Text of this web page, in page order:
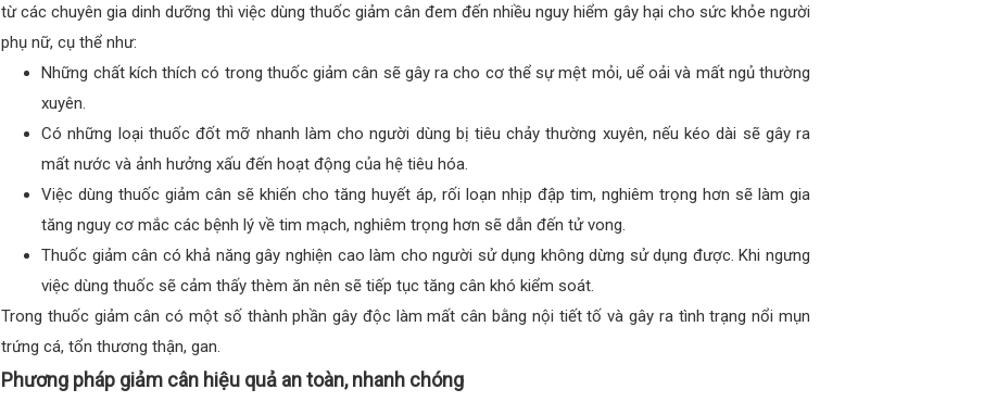
từ các chuyên gia dinh dưỡng thì việc dùng thuốc giảm cân đem đến nhiều nguy hiểm gây hại cho sức khỏe người
phụ nữ, cụ thể như:
Những chất kích thích có trong thuốc giảm cân sẽ gây ra cho cơ thể sự mệt mỏi, uể oải và mất ngủ thường
xuyên.
Có những loại thuốc đốt mỡ nhanh làm cho người dùng bị tiêu chảy thường xuyên, nếu kéo dài sẽ gây ra
mất nước và ảnh hưởng xấu đến hoạt động của hệ tiêu hóa.
Việc dùng thuốc giảm cân sẽ khiến cho tăng huyết áp, rối loạn nhịp đập tim, nghiêm trọng hơn sẽ làm gia
tăng nguy cơ mắc các bệnh lý về tim mạch, nghiêm trọng hơn sẽ dẫn đến tử vong.
Thuốc giảm cân có khả năng gây nghiện cao làm cho người sử dụng không dừng sử dụng được. Khi ngưng
việc dùng thuốc sẽ cảm thấy thèm ăn nên sẽ tiếp tục tăng cân khó kiểm soát.
Trong thuốc giảm cân có một số thành phần gây độc làm mất cân bằng nội tiết tố và gây ra tình trạng nổi mụn
trứng cá, tổn thương thận, gan.
Phương pháp giảm cân hiệu quả an toàn, nhanh chóng